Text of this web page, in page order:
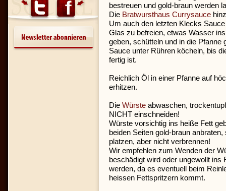
bestreuen und gold-braun werden
Die Bratwursthaus Currysauce
Um auch den letzten Klecks
Glas zu befreien, etwas Wasser
geben, schütteln und in die Pfanne
Sauce unter Rühren köcheln, bis
fertig ist.
Reichlich Öl in einer Pfanne auf
erhitzen.
Die Würste abwaschen,
NICHT einschneiden!
Würste vorsichtig ins heiße Fett
beiden Seiten gold-braun
platzen, aber nicht verbrennen!
Wir empfehlen zum Wenden der
beschädigt wird oder ungewollt
werden, da es eventuell beim
heissen Fettspritzern kommt.